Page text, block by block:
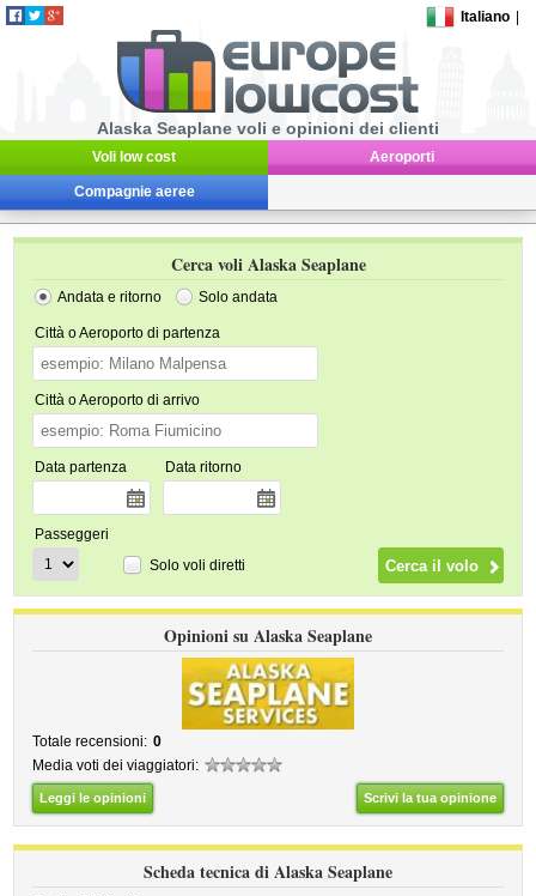
Italiano
Alaska Seaplane voli e opinioni dei clienti
Voli low cost Aeroporti
Compagnie aeree
Cerca voli Alaska Seaplane
Andata e ritorno Solo andata
Città o Aeroporto di partenza
Città o Aeroporto di arrivo
Data partenza Data ritorno
Passeggeri
Solo voli diretti
Opinioni su Alaska Seaplane
Totale recensioni: 0
Media voti dei viaggiatori:
Leggi le opinioni Scrivi la tua opinione
Scheda tecnica di Alaska Seaplane